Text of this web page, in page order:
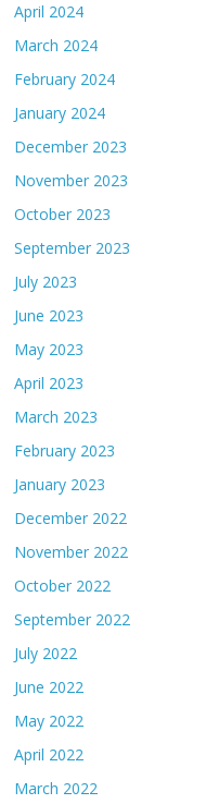
April 2024
March 2024
February 2024
January 2024
December 2023
November 2023
October 2023
September 2023
July 2023
June 2023
May 2023
April 2023
March 2023
February 2023
January 2023
December 2022
November 2022
October 2022
September 2022
July 2022
June 2022
May 2022
April 2022
March 2022